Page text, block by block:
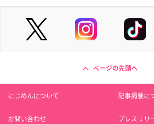
ページの先頭へ
にじめんについて 記事掲載に
お問い合わせ プレスリリ